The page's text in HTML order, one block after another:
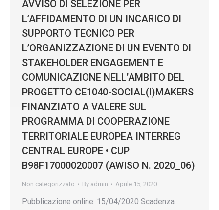
AVVISO DI SELEZIONE PER
L’AFFIDAMENTO DI UN INCARICO DI
SUPPORTO TECNICO PER
L’ORGANIZZAZIONE DI UN EVENTO DI
STAKEHOLDER ENGAGEMENT E
COMUNICAZIONE NELL’AMBITO DEL
PROGETTO CE1040-SOCIAL(l)MAKERS
FINANZIATO A VALERE SUL
PROGRAMMA DI COOPERAZIONE
TERRITORIALE EUROPEA INTERREG
CENTRAL EUROPE • CUP
B98F17000020007 (AWISO N. 2020_06)
Non categorizzato By admin Aprile 15, 2020
Pubblicazione online: 15/04/2020 Scadenza: